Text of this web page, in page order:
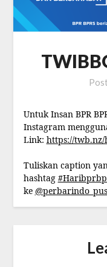
Untuk Insan BPR
Instagram
Link: https://twb.nz/
Tuliskan caption
hashtag
ke